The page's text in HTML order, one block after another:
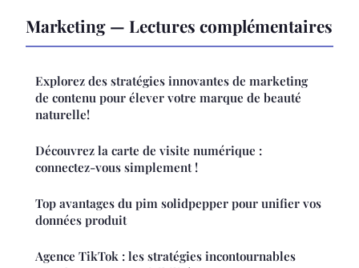
Marketing — Lectures complémentaires
Explorez des stratégies innovantes de marketing
de contenu pour élever votre marque de beauté
naturelle!
Découvrez la carte de visite numérique :
connectez-vous simplement !
Top avantages du pim solidpepper pour unifier vos
données produit
Agence TikTok : les stratégies incontournables